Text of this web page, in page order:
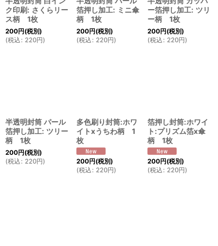
ク印刷: さくらリー
ス柄 1枚
200円(税別)
(税込: 220円)
箔押し加工: ミニ傘
柄 1枚
200円(税別)
(税込: 220円)
ー箔押し加工: ツリ
ー柄 1枚
200円(税別)
(税込: 220円)
半透明封筒 パール
箔押し加工: ツリー
柄 1枚
200円(税別)
(税込: 220円)
多色刷り封筒:ホワ
イトxうちわ柄 1
枚
200円(税別)
(税込: 220円)
箔押し封筒:ホワイ
ト:プリズム箔x傘
柄 1枚
200円(税別)
(税込: 220円)